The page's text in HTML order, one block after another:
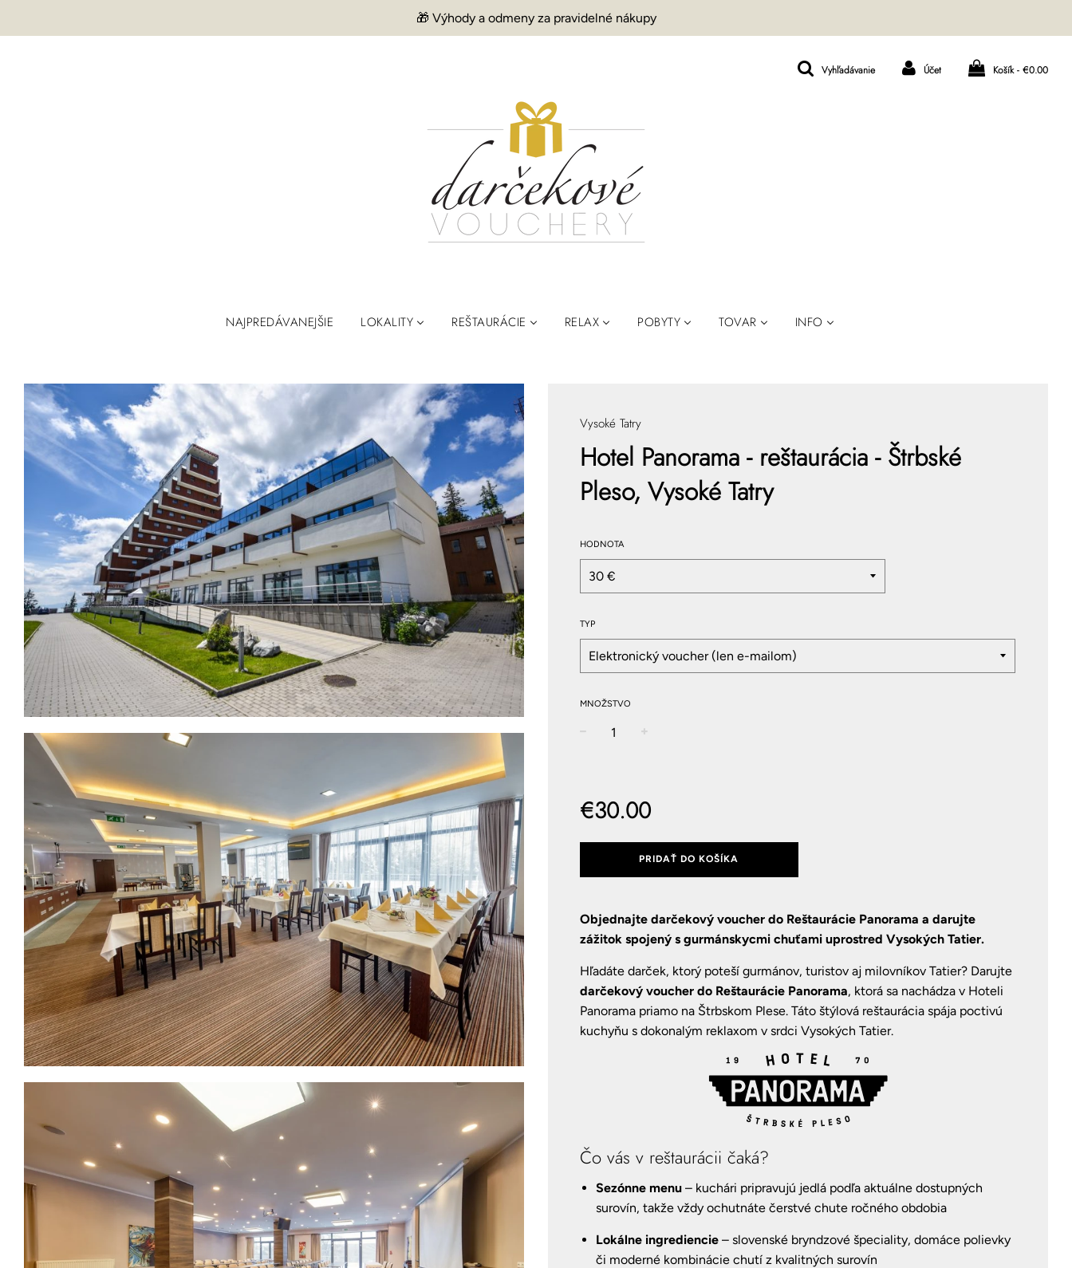
🎁 Výhody a odmeny za pravidelné nákupy
NAJPREDÁVANEJŠIE LOKALITY REŠTAURÁCIE RELAX POBYTY TOVAR INFO
Vyhľadávanie Účet Košík - €0.00
Vysoké Tatry
Hotel Panorama - reštaurácia - Štrbské
Pleso, Vysoké Tatry
HODNOTA
TYP
MNOŽSTVO
€30.00
PRIDAŤ DO KOŠÍKA
Objednajte darčekový voucher do Reštaurácie Panorama a darujte
zážitok spojený s gurmánskycmi chuťami uprostred Vysokých Tatier.
Hľadáte darček, ktorý poteší gurmánov, turistov aj milovníkov Tatier? Darujte
darčekový voucher do Reštaurácie Panorama, ktorá sa nachádza v Hoteli
Panorama priamo na Štrbskom Plese. Táto štýlová reštaurácia spája poctivú
kuchyňu s dokonalým reklaxom v srdci Vysokých Tatier.
Čo vás v reštaurácii čaká?
Sezónne menu – kuchári pripravujú jedlá podľa aktuálne dostupných
surovín, takže vždy ochutnáte čerstvé chute ročného obdobia
Lokálne ingrediencie – slovenské bryndzové špeciality, domáce polievky
či moderné kombinácie chutí z kvalitných surovín